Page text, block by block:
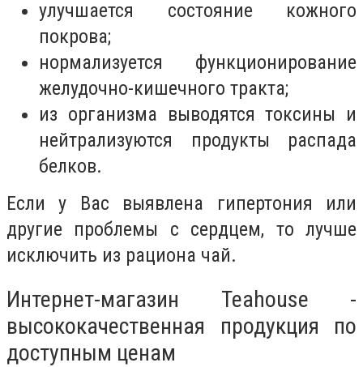
улучшается состояние кожного
покрова;
нормализуется функционирование
желудочно-кишечного тракта;
из организма выводятся токсины и
нейтрализуются продукты распада
белков.
Если у Вас выявлена гипертония или
другие проблемы с сердцем, то лучше
исключить из рациона чай.
Интернет-магазин Teahouse -
высококачественная продукция по
доступным ценам